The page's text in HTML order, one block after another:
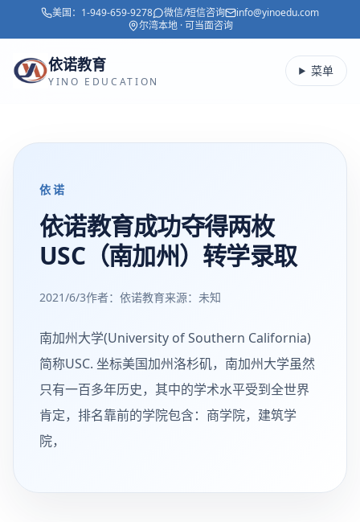
美国： 1-949-659-9278 微信/短信咨询
info@yinoedu.com
尔湾本地 · 可当面咨询
依诺教育
YINO EDUCATION
菜单
依诺
依诺教育成功夺得两枚
USC（南加州）转学录取
2021/6/3作者：依诺教育来源： 未知
南加州大学(University of Southern California)
简称USC. 坐标美国加州洛杉矶，南加州大学虽然
只有一百多年历史，其中的学术水平受到全世界
肯定，排名靠前的学院包含：商学院，建筑学
院，